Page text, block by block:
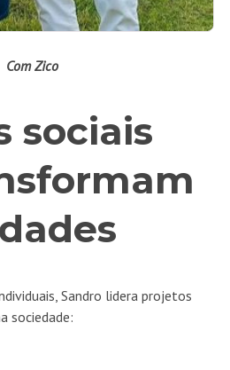
Com Zico
sociais
Sandro lidera projetos
sociedade: